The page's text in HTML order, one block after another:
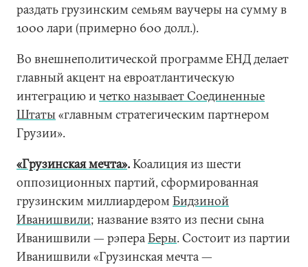
раздать грузинским семьям ваучеры на сумму в
1000 лари (примерно 600 долл.).
Во внешнеполитической программе ЕНД делает
главный акцент на евроатлантическую
интеграцию ичетко называет Соединенные
Штаты«главным стратегическим партнером
Грузии».
«Грузинская мечта».Коалиция из шести
оппозиционных партий, сформированная
грузинским миллиардером Бидзиной
Иванишвили; название взято из песни сына
Иванишвили — рэпераБеры. Состоит из партии
Иванишвили «Грузинская мечта —